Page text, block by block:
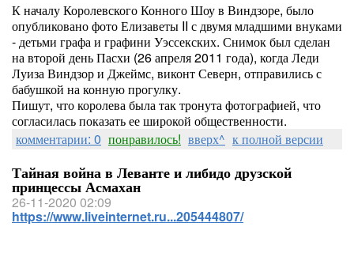
К началу Королевского Конного Шоу в Виндзоре, было
опубликовано фото Елизаветы II с двумя младшими внуками
- детьми графа и графини Уэссекских. Снимок был сделан
на второй день Пасхи (26 апреля 2011 года), когда Леди
Луиза Виндзор и Джеймс, виконт Северн, отправились с
бабушкой на конную прогулку.
Пишут, что королева была так тронута фотографией, что
согласилась показать ее широкой общественности.
комментарии: 0 понравилось! вверх^ к полной версии
Тайная война в Леванте и либидо друзской
принцессы Асмахан
26-11-2020 02:09
https://www.liveinternet.ru...205444807/